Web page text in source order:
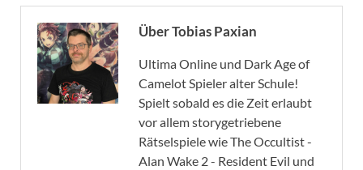
Über Tobias Paxian
Ultima Online und Dark Age of
Camelot Spieler alter Schule!
Spielt sobald es die Zeit erlaubt
vor allem storygetriebene
Rätselspiele wie The Occultist -
Alan Wake 2 - Resident Evil und